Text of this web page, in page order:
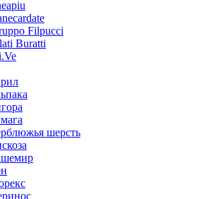
Filpucci
Buratti
шерсть